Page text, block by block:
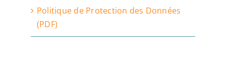
Politique de Protection des Données
(PDF)